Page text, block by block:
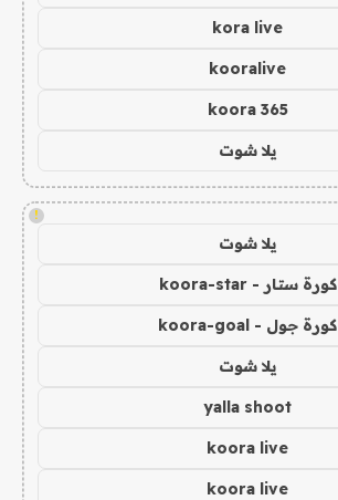
kora live
kooralive
koora 365
يلا شوت
!
يلا شوت
كورة ستار - koora-star
كورة جول - koora-goal
يلا شوت
yalla shoot
koora live
koora live